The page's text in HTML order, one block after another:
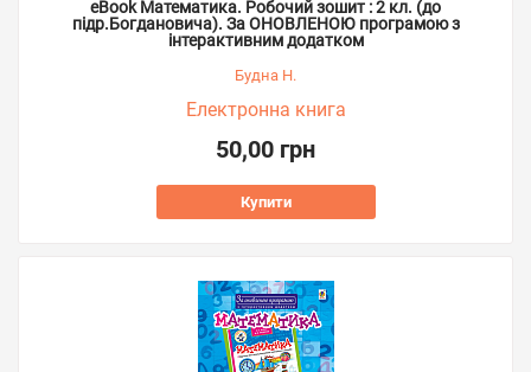
eBook Математика. Робочий зошит : 2 кл. (до
підр.Богдановича). За ОНОВЛЕНОЮ програмою з
інтерактивним додатком
Будна Н.
Електронна книга
50,00 грн
Купити